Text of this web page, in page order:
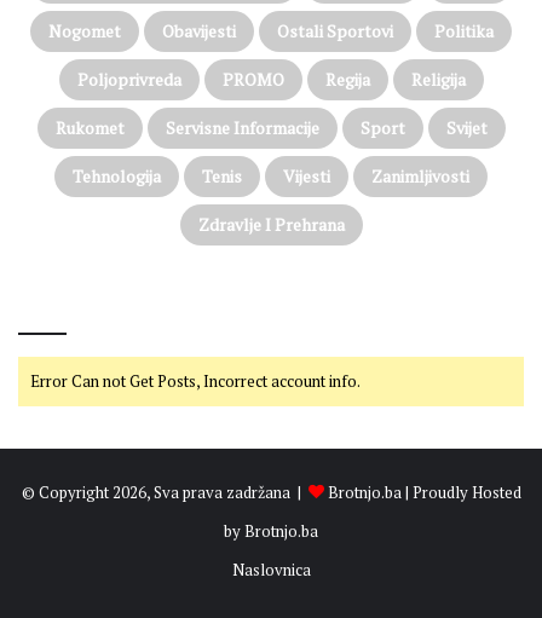
Nogomet Obavijesti Ostali Sportovi Politika
Poljoprivreda PROMO Regija Religija
Rukomet Servisne Informacije Sport Svijet
Tehnologija Tenis Vijesti Zanimljivosti
Zdravlje I Prehrana
Error Can not Get Posts, Incorrect account info.
© Copyright 2026, Sva prava zadržana | Brotnjo.ba| Proudly Hosted
byBrotnjo.ba
Naslovnica